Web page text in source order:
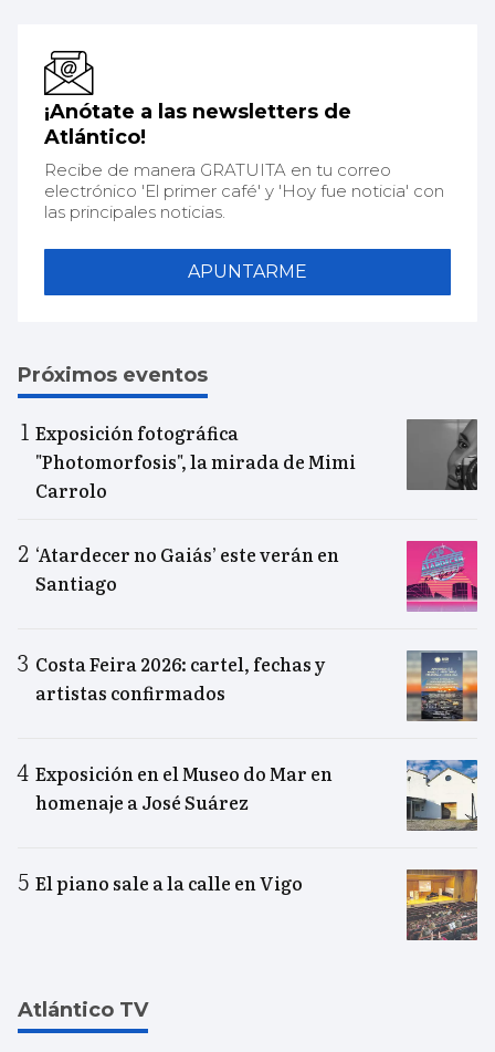
¡Anótate a las newsletters de
Atlántico!
Recibe de manera GRATUITA en tu correo
electrónico 'El primer café' y 'Hoy fue noticia' con
las principales noticias.
APUNTARME
Próximos eventos
Exposición fotográfica
"Photomorfosis", la mirada de Mimi
Carrolo
‘Atardecer no Gaiás’ este verán en
Santiago
Costa Feira 2026: cartel, fechas y
artistas confirmados
Exposición en el Museo do Mar en
homenaje a José Suárez
El piano sale a la calle en Vigo
Atlántico TV